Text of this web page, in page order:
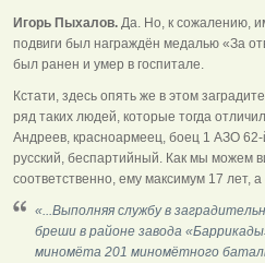
Игорь Пыхалов. Да. Но, к сожалению,
подвиги был награждён медалью «За
был ранен и умер в госпитале.
Кстати, здесь опять же в этом
ряд таких людей, которые тогда
Андреев, красноармеец, боец 1 АЗО
русский, беспартийный. Как мы можем
соответственно, ему максимум 17 лет,
«...Выполняя службу в
бреши в районе завода
миномёта 201 миномётного